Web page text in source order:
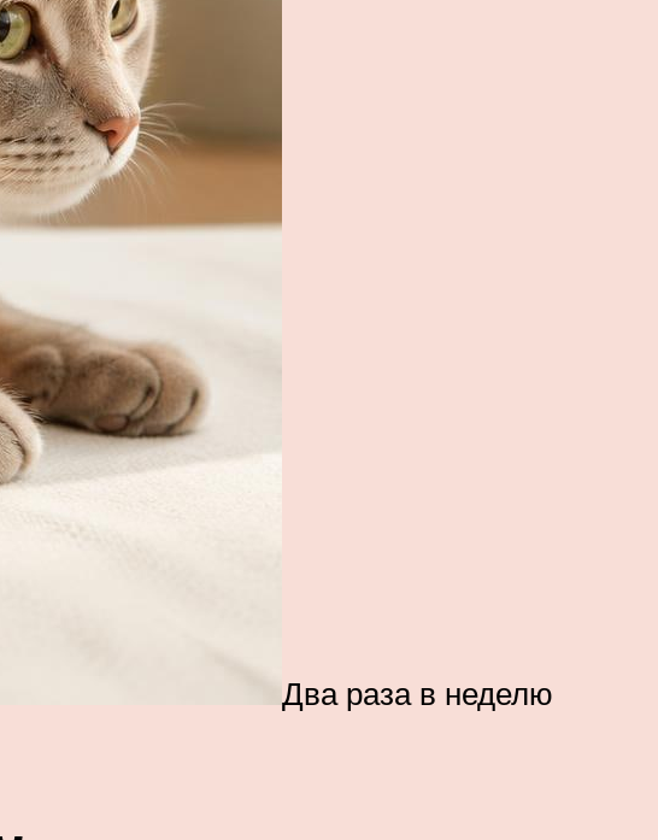
Два раза в неделю